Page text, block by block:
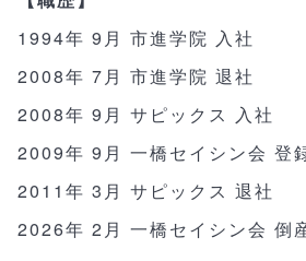
1994年 9月 市進学院 入社
2008年 7月 市進学院 退社
2008年 9月 サピックス 入社
2009年 9月 一橋セイシン会 登
2011年 3月 サピックス 退社
2026年 2月 一橋セイシン会 倒